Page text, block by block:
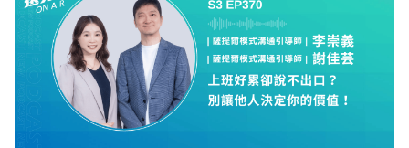
健身新契機！ 🔺如何從「傳統大型健身房」轉型為「社區
運動便利店」？ 🔺運動如何落實最貼心的「女性專屬、零
壓力」空間？ 🔺對抗肌少症、預防高齡化！驚豔醫學界的
「社會處方」 🔺超高加盟成功率！為無數女性圓夢的「女
力互助與微型創業平台」 主持人／遠見雜誌副社長兼遠見
智庫總編輯 李建興 與談人／可爾姿Curves台灣執行長 林宏